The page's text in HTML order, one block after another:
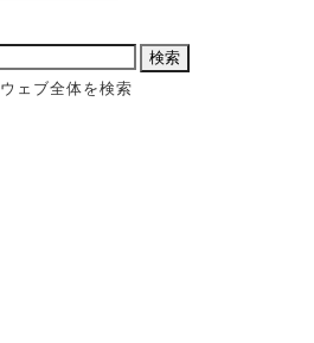
ウェブ全体を検索